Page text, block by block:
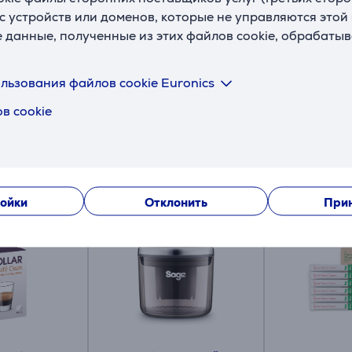
устройств или доменов, которые не управляются
данные, полученные из этих файлов cookie,
файлов cookie Euronics
cookie
Отклонить
Смотреть дополнительно